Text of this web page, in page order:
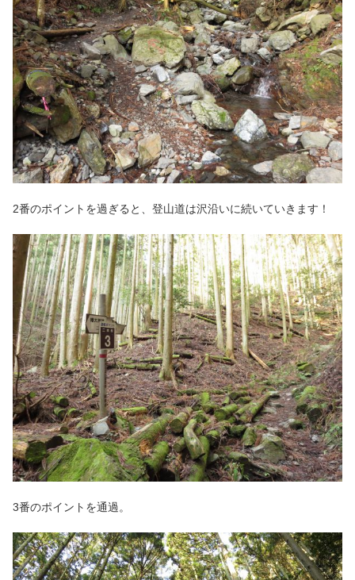
2番のポイントを過ぎると、登山道は沢沿いに続いていきます！
3番のポイントを通過。